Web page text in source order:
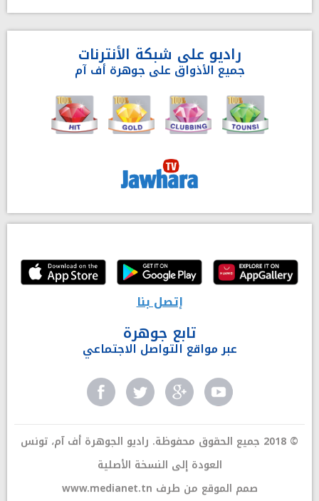
راديو على شبكة الأنترنات
جميع الأذواق على جوهرة أف آم
إتصل بنا
تابع جوهرة
عبر مواقع التواصل الاجتماعي
© 2018 جميع الحقوق محفوظة. راديو الجوهرة أف آم، تونس
العودة إلى النسخة الأصلية
www.medianet.tn صمم الموقع من طرف